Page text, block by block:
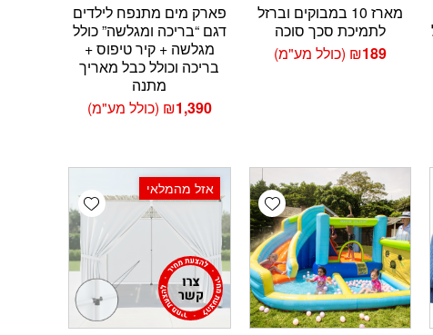
מארז 10 במבוקים וברזל
לתמיכת סכך סוכה
₪189 (כולל מע"מ)
פארק מים מתנפח לילדים
דגם “בריכה ומגלשה” כולל
מגלשה + קיר טיפוס +
בריכה וכולל כבל מאריך
מתנה
₪1,390 (כולל מע"מ)
Add
Add wishlist
Add wishlist אזל מהמלאי